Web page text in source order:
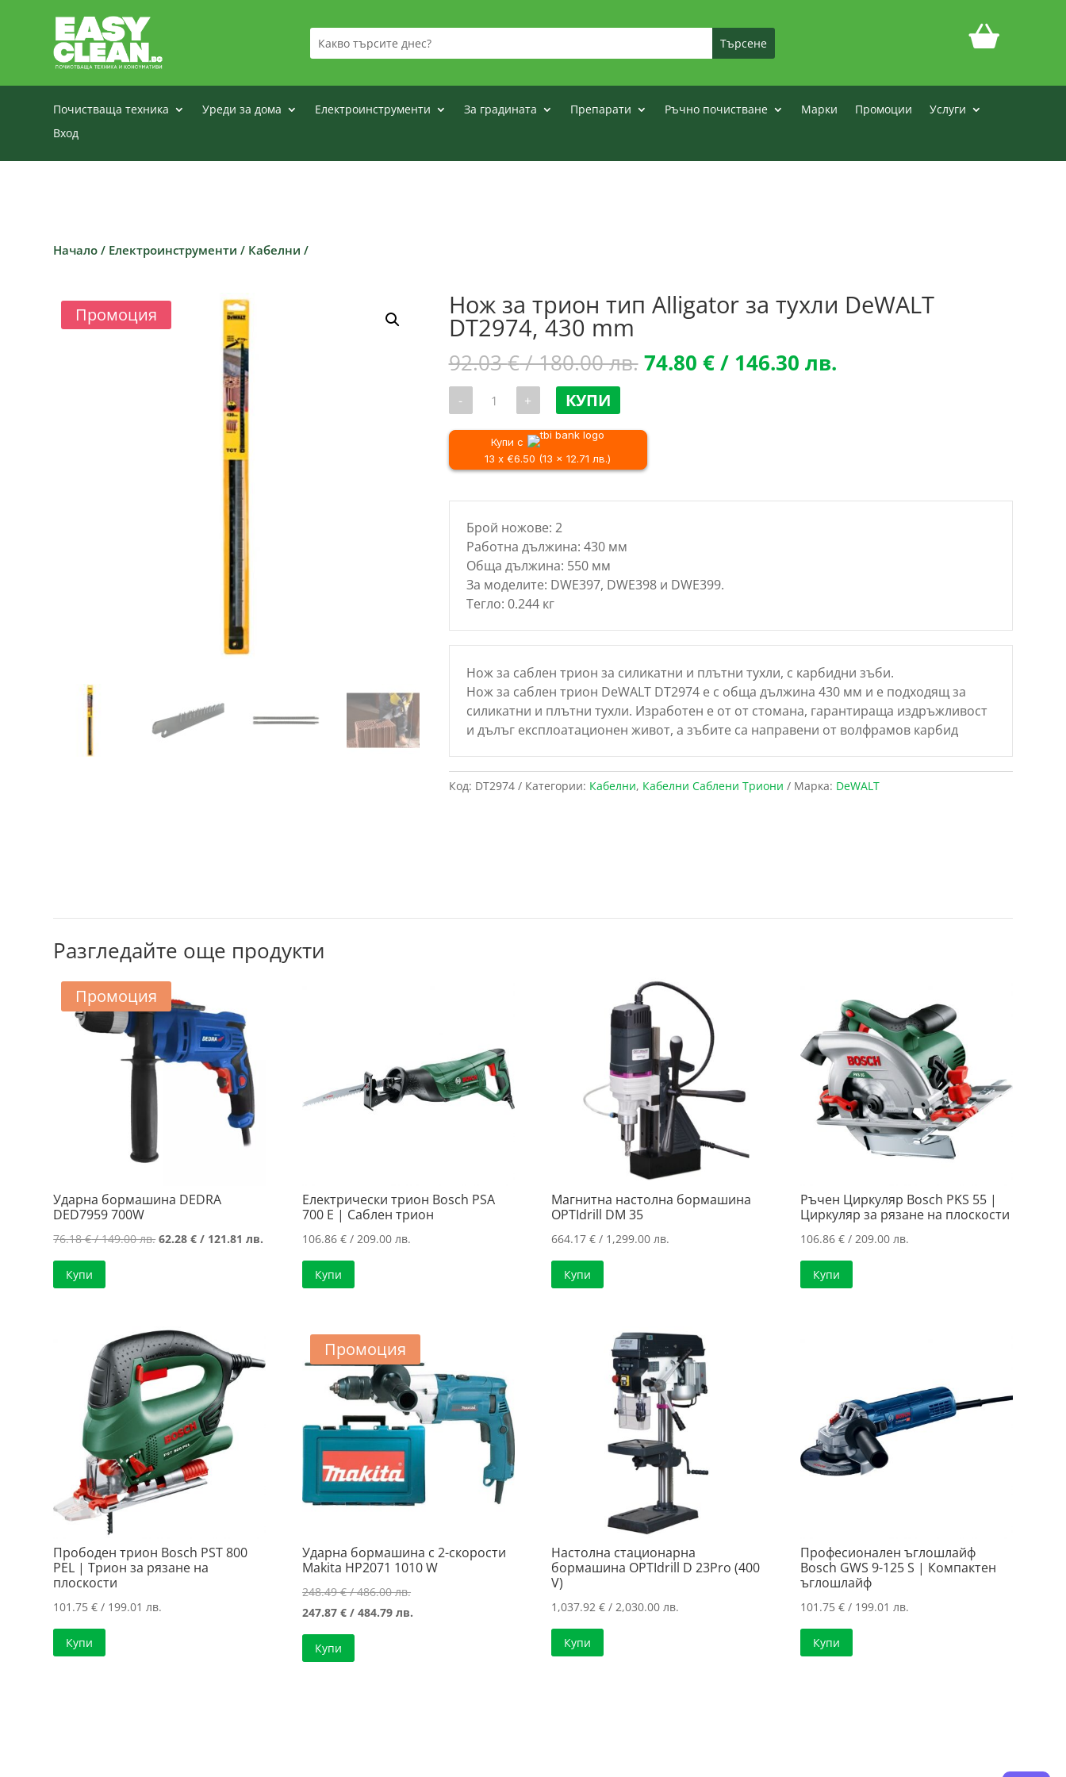
Почистваща техника Уреди за дома Електроинструменти За градината Препарати Ръчно почистване Марки Промоции
Услуги
Вход
Начало / Електроинструменти / Кабелни /
Промоция Нож за трион тип Alligator за тухли DeWALT
DT2974, 430 mm
92.03€/ 180.00 лв. Original
/
180.00 лв..
74.80 €/ 146.30 лв.Текущата
- количество
за
трион
тип
Alligator
DeWALT
DT2974,
430
mm
+ КУПИ
Купи с
13 x €6.50 (13 x 12.71 лв.)
Брой ножове: 2
Работна дължина: 430 мм
Обща дължина: 550 мм
За моделите: DWE397, DWE398 и DWE399.
Тегло: 0.244 кг
Нож за саблен трион за силикатни и плътни тухли, с карбидни зъби.
Нож за саблен трион DeWALT DT2974 е с обща дължина 430 мм и е подходящ за
силикатни и плътни тухли. Изработен е от от стомана, гарантираща издръжливост
и дълъг експлоатационен живот, а зъбите са направени от волфрамов карбид
Код: DT2974 Категории: Кабелни, Кабелни Саблени Триони Марка: DeWALT
Разгледайте още продукти
Промоция
Ударна бормашина DEDRA
DED7959 700W
76.18€/ 149.00 лв. Original
149.00 лв..
62.28€ / 121.81 лв. Текущата
121.81 лв..
Купи
Електрически трион Bosch PSA
700 E | Саблен трион
106.86€ / 209.00 лв.
Купи
Магнитна настолна бормашина
OPTIdrill DM 35
664.17 €/ 1,299.00 лв.
Купи
Ръчен Циркуляр Bosch PKS 55 |
Циркуляр за рязанe нa плоскости
106.86 €/ 209.00 лв.
Купи
Прободен трион Bosch PST 800
PEL | Трион за рязане на
плоскости
101.75€ / 199.01 лв.
Купи
Промоция
Ударна бормашина с 2-скорости
Makita HP2071 1010 W
248.49€/ 486.00 лв.Original
price
247.87€ / 484.79 лв.
Купи
Настолна стационарна
бормашина OPTIdrill D 23Pro (400
V)
1,037.92 €/ 2,030.00 лв.
Купи
Професионален ъглошлайф
Bosch GWS 9-125 S | Компактен
ъглошлайф
101.75 €/ 199.01 лв.
Купи